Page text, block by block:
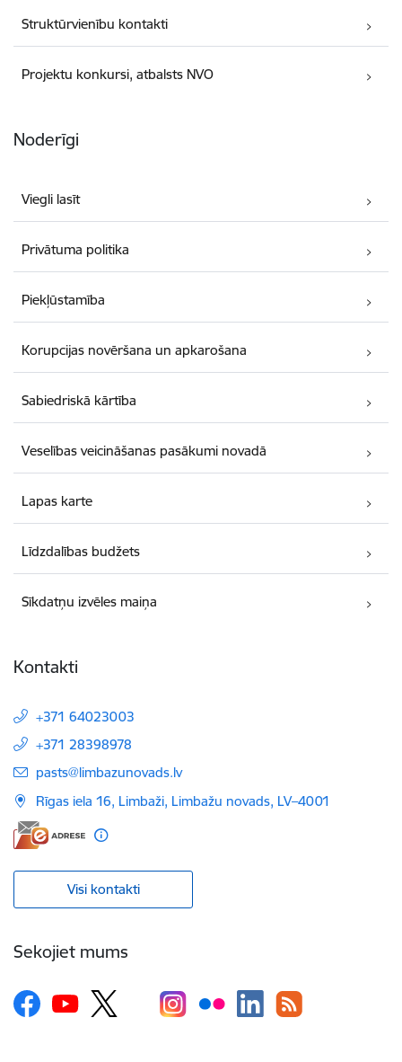
Struktūrvienību kontakti
Projektu konkursi, atbalsts NVO
Noderīgi
Viegli lasīt
Privātuma politika
Piekļūstamība
Korupcijas novēršana un apkarošana
Sabiedriskā kārtība
Veselības veicināšanas pasākumi novadā
Lapas karte
Līdzdalības budžets
Sīkdatņu izvēles maiņa
Kontakti
+371 64023003
+371 28398978
E-pasts:
pasts@limbazunovads.lv
Rīgas iela 16, Limbaži, Limbažu novads, LV–4001
Visi kontakti
Sekojiet mums